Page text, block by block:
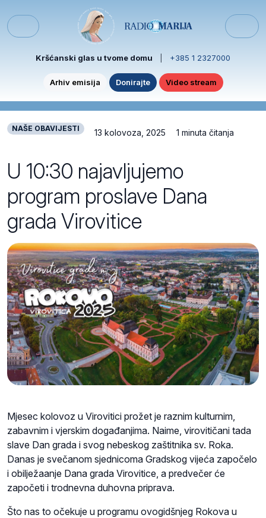
Menu
Kršćanski glas u tvome domu +385 1 2327000
Arhiv emisija Donirajte Video stream
NAŠE OBAVIJESTI 13 kolovoza, 2025 1 minuta čitanja
U 10:30 najavljujemo
program proslave Dana
grada Virovitice
Mjesec kolovoz u Virovitici prožet je raznim kulturnim,
zabavnim i vjerskim događanjima. Naime, virovitičani tada
slave Dan grada i svog nebeskog zaštitnika sv. Roka.
Danas je svečanom sjednicoma Gradskog vijeća započelo
i obilježaanje Dana grada Virovitice, a predvečer će
započeti i trodnevna duhovna priprava.
Što nas to očekuje u programu ovogidšnjeg Rokova u